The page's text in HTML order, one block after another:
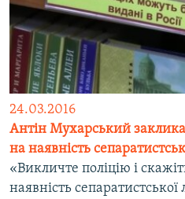
24.03.2016
Антін Мухарський
на наявність
«Викличте поліцію і
наявність